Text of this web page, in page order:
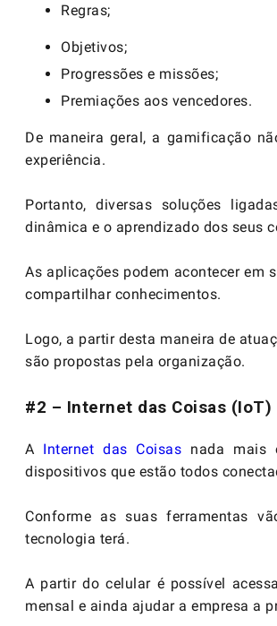
Regras;
Objetivos;
Progressões e missões;
Premiações aos vencedores.
De maneira geral, a gamificação
experiência.
Portanto, diversas soluções
dinâmica e o aprendizado dos seus
As aplicações podem acontecer em
compartilhar conhecimentos.
Logo, a partir desta maneira de
são propostas pela organização.
#2 – Internet das Coisas (IoT)
A Internet das Coisas nada mais
dispositivos que estão todos
Conforme as suas ferramentas
tecnologia terá.
A partir do celular é possível
mensal e ainda ajudar a empresa a